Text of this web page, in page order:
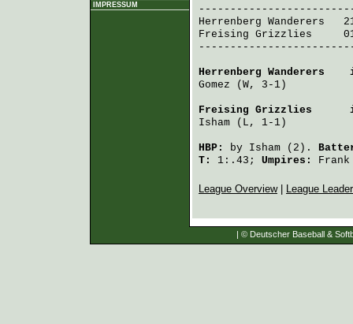
IMPRESSUM
Herrenberg Wanderers
Freising Grizzlies
Herrenberg Wanderers
Gomez (W, 3-1)
Freising Grizzlies
Isham (L, 1-1)
HBP: by Isham (2).
T:
1:.43; Umpires:
League Overview| League
| © Deutscher Baseball &